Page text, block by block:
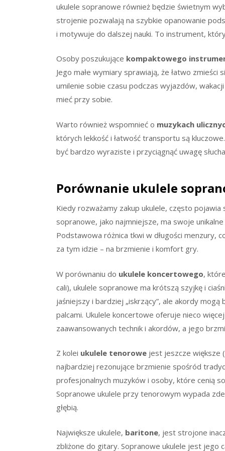
ukulele sopranowe również będzie świetnym
strojenie pozwalają na szybkie opanowanie
i motywuje do dalszej nauki. To instrument,
Osoby poszukujące kompaktowego
Jego małe wymiary sprawiają, że łatwo zmieści
umilenie sobie czasu podczas wyjazdów,
mieć przy sobie.
Warto również wspomnieć o muzykach
których lekkość i łatwość transportu są
być bardzo wyraziste i przyciągnąć uwagę
Porównanie ukulele
Kiedy rozważamy zakup ukulele, często
sopranowe, jako najmniejsze, ma swoje
Podstawowa różnica tkwi w długości menzury,
za tym idzie – na brzmienie i komfort gry.
W porównaniu do ukulele koncertowego,
cali), ukulele sopranowe ma krótszą szyjkę i
jaśniejszy i bardziej „iskrzący”, ale akordy
palcami. Ukulele koncertowe oferuje nieco
zaawansowanych technik i akordów, a jego
Z kolei ukulele tenorowe jest jeszcze większe
najbardziej rezonujące brzmienie spośród
profesjonalnych muzyków i osoby, które cenią
Sopranowe ukulele przy tenorowym wypada
głębią.
Największe ukulele, baritone, jest strojone
zbliżone do gitary. Sopranowe ukulele jest jego